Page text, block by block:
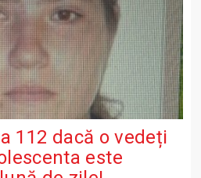
112 dacă o vedeți
este